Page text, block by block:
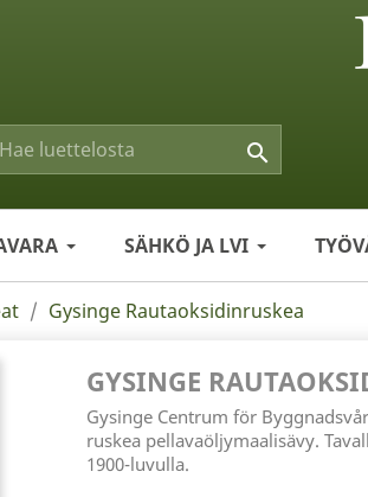

SÄHKÖ JA LVI
Gysinge Rautaoksidinruskea
GYSINGE
Gysinge Centrum för
ruskea pellavaöljymaalisävy.
1900-luvulla.